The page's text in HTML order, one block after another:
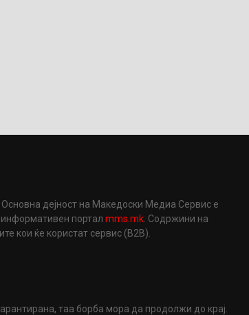
дејност на Македоски Медиа Сервис е
информативен порталmms.mk. Содржини на
кои ќе користат сервис (B2B).
таа борба мора да продолжи до крај.